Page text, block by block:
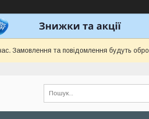
Замовлення та повідомлення будуть